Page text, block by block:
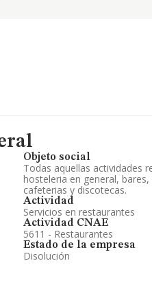
Objeto social
Todas aquellas actividades
hosteleria en general,
cafeterias y discotecas.
Actividad
Servicios en restaurantes
Actividad CNAE
5611 - Restaurantes
Estado de la empresa
Disolución